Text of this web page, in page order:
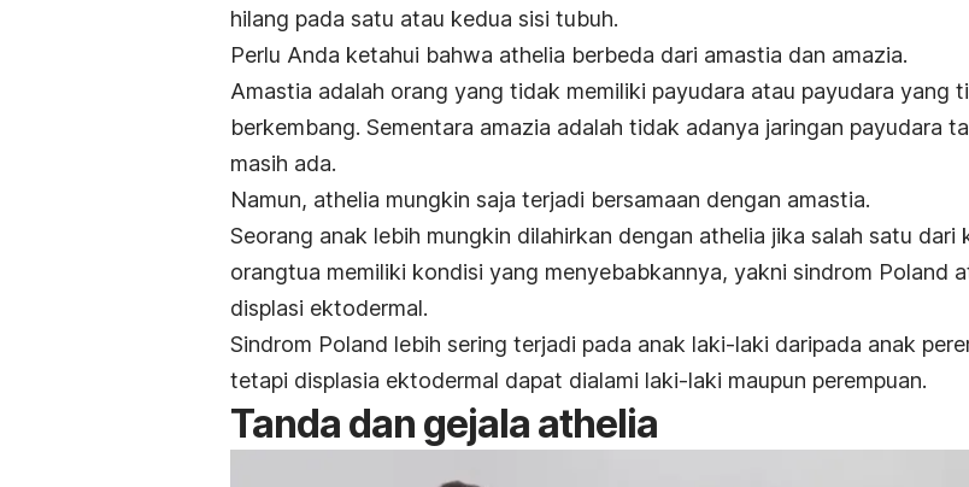
hilang pada satu atau kedua sisi tubuh.
Perlu Anda ketahui bahwa athelia berbeda dari amastia dan amazia.
Amastia adalah orang yang tidak memiliki payudara atau payudara yang
berkembang. Sementara amazia adalah tidak adanya jaringan payudara
masih ada.
Namun, athelia mungkin saja terjadi bersamaan dengan amastia.
Seorang anak lebih mungkin dilahirkan dengan athelia jika salah satu dari
orangtua memiliki kondisi yang menyebabkannya, yakni sindrom Poland
displasi ektodermal.
Sindrom Poland lebih sering terjadi pada anak laki-laki daripada anak
tetapi displasia ektodermal dapat dialami laki-laki maupun perempuan.
Tanda dan gejala athelia